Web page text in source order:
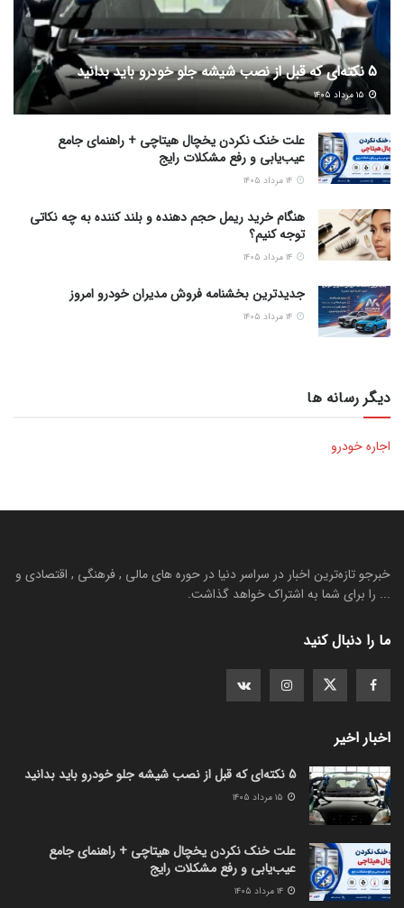
5 نکته‌ای که قبل از نصب شیشه جلو خودرو باید بدانید
علت خنک نکردن یخچال هیتاچی + راهنمای جامع
عیب‌یابی و رفع مشکلات رایج
هنگام خرید ریمل حجم دهنده و بلند کننده به چه نکاتی
توجه کنیم؟
جدیدترین بخشنامه فروش مدیران خودرو امروز
دیگر رسانه ها
اجاره خودرو
خبرجو تازه‌ترین اخبار در سراسر دنیا در حوره های مالی , فرهنگی , اقتصادی و
... را برای شما به اشتراک خواهد گذاشت.
ما را دنبال کنید
اخبار اخیر
5 نکته‌ای که قبل از نصب شیشه جلو خودرو باید بدانید
علت خنک نکردن یخچال هیتاچی + راهنمای جامع
عیب‌یابی و رفع مشکلات رایج